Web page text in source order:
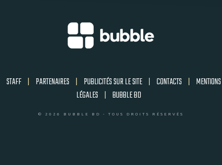
STAFF | PARTENAIRES | PUBLICITÉS SUR LE SITE | CONTACTS | MENTIONS
LÉGALES | BUBBLE BD
© 2026 BUBBLE BD - TOUS DROITS RÉSERVÉS